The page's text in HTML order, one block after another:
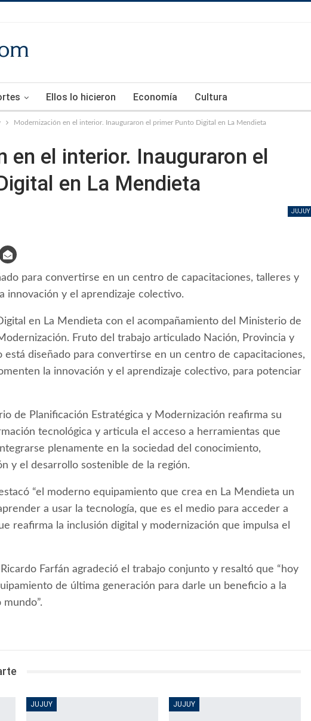
Ellos lo hicieron Economía Cultura
Modernización en el interior. Inauguraron el primer Punto Digital en La Mendieta
en el interior. Inauguraron el
en La Mendieta
JUJUY
para convertirse en un centro de capacitaciones, talleres y
innovación y el aprendizaje colectivo.
en La Mendieta con el acompañamiento del Ministerio de
Fruto del trabajo articulado Nación, Provincia y
está diseñado para convertirse en un centro de capacitaciones,
la innovación y el aprendizaje colectivo, para potenciar
de Planificación Estratégica y Modernización reafirma su
tecnológica y articula el acceso a herramientas que
plenamente en la sociedad del conocimiento,
y el desarrollo sostenible de la región.
“el moderno equipamiento que crea en La Mendieta un
a usar la tecnología, que es el medio para acceder a
reafirma la inclusión digital y modernización que impulsa el
Farfán agradeció el trabajo conjunto y resaltó que “hoy
de última generación para darle un beneficio a la
JUJUY JUJUY